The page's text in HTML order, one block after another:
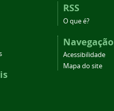
RSS
O que é?
Navegação
Acessibilidade
Mapa do site